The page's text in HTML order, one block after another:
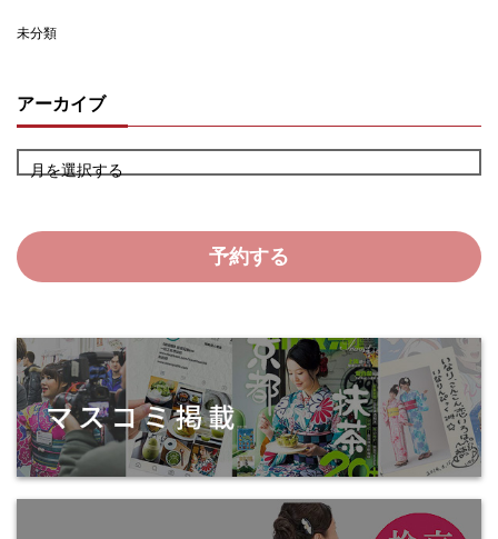
未分類
アーカイブ
月を選択する
予約する